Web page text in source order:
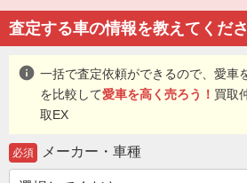
査定する車の情報を教えてくだ
info 一括で査定依頼ができるので、愛車
を比較して愛車を高く売ろう！ 買取
取EX
必須 メーカー・車種